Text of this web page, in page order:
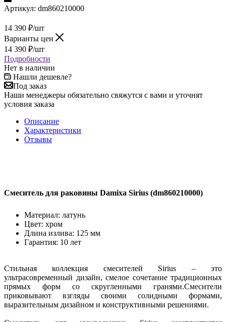
Артикул: dm860210000
14 390 ₽/шт
Варианты цен
14 390 ₽/шт
Подробности
Нет в наличии
Нашли дешевле?
Под заказ
Наши менеджеры обязательно свяжутся с вами и уточнят
условия заказа
Описание
Характеристики
Отзывы
Смеситель для раковины Damixa Sirius (dm860210000)
Материал: латунь
Цвет: хром
Длина излива: 125 мм
Гарантия: 10 лет
Стильная коллекция смесителей Sirius – это
ультрасовременный дизайн, смелое сочетание традиционных
прямых форм со скругленными гранями.Смесители
приковывают взгляды своими солидными формами,
выразительным дизайном и конструктивными решениями.